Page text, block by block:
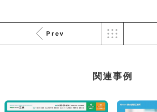
Prev
関連事例